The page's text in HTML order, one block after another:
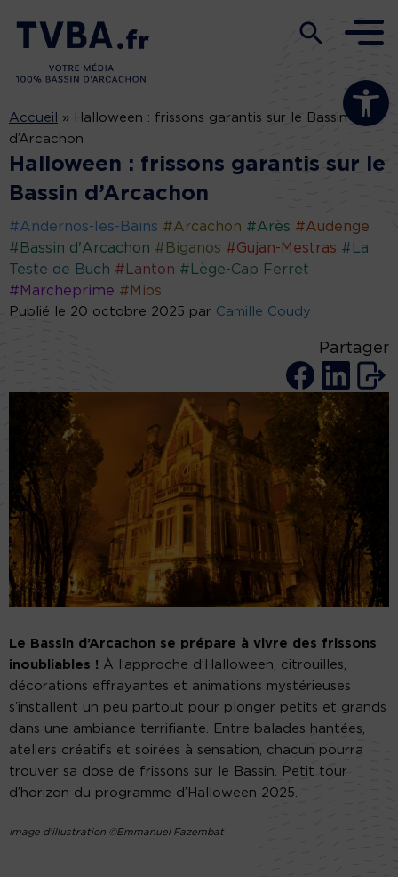
Ouvrir la
Accueil » Halloween : frissons garantis sur le Bassin
d’Arcachon
Halloween : frissons garantis sur le
Bassin d’Arcachon
#Andernos-les-Bains #Arcachon #Arès #Audenge
#Bassin d'Arcachon #Biganos #Gujan-Mestras #La
Teste de Buch #Lanton #Lège-Cap Ferret
#Marcheprime #Mios
Publié le 20 octobre 2025 par Camille Coudy
Partager
Le Bassin d’Arcachon se prépare à vivre des frissons
inoubliables ! À l’approche d’Halloween, citrouilles,
décorations effrayantes et animations mystérieuses
s’installent un peu partout pour plonger petits et grands
dans une ambiance terrifiante. Entre balades hantées,
ateliers créatifs et soirées à sensation, chacun pourra
trouver sa dose de frissons sur le Bassin. Petit tour
d’horizon du programme d’Halloween 2025.
Image d’illustration ©Emmanuel Fazembat